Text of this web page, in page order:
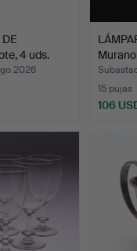
4 uds.
2026
15 pujas
106